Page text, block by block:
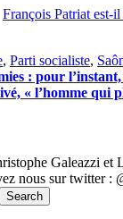
François Patriat est-
, Parti socialiste,
: pour
« l’homme qui
Galeazzi
nous sur twitter :